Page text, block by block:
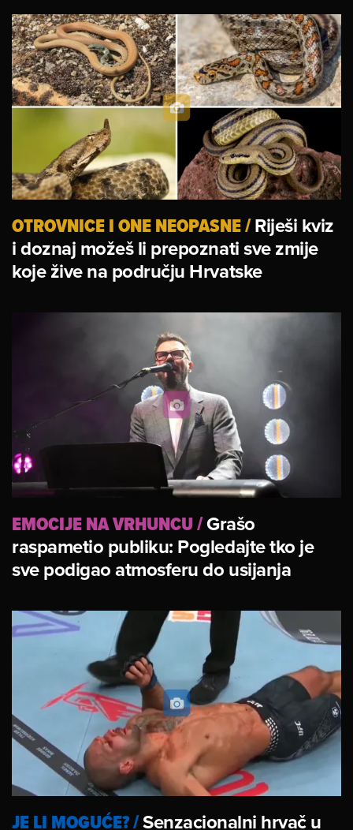
OTROVNICE I ONE NEOPASNE/Riješi kviz
i doznaj možeš li prepoznati sve zmije
koje žive na području Hrvatske
EMOCIJE NA VRHUNCU/Grašo
raspametio publiku: Pogledajte tko je
sve podigao atmosferu do usijanja
JE LI MOGUĆE?/Senzacionalni hrvač u